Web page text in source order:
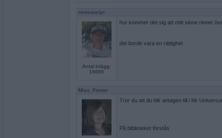
remvanrijn
Antal inlägg:
16685
hur kommer det sig att mitt sinne rinner
det borde vara en rättighet
Miss_Foster
Tror du att du blir antagen till i Mr
På biblioteket förstås